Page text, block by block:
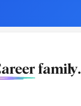
family.